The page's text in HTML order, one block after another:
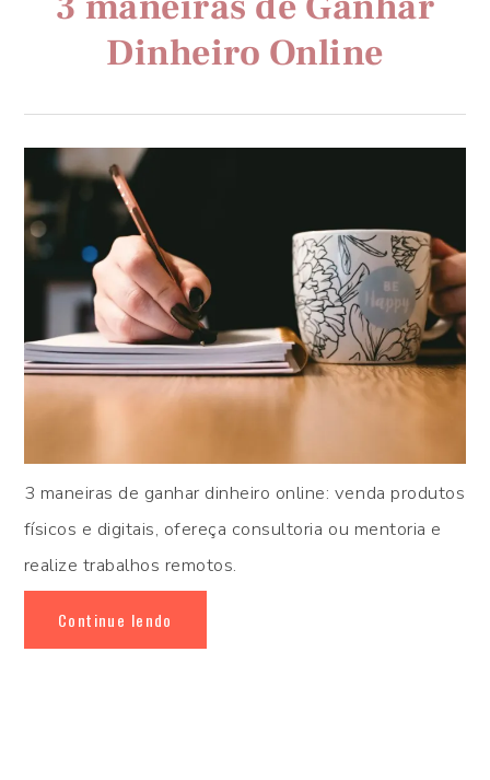
Dinheiro Online
3 maneiras de ganhar dinheiro online: venda produtos
físicos e digitais, ofereça consultoria ou mentoria e
realize trabalhos remotos.
Continue lendo